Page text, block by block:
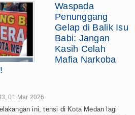
Waspada
Penunggang
Gelap di Balik Isu
Babi: Jangan
Kasih Celah
Mafia Narkoba
01 Mar 2026
ini, tensi di Kota Medan lagi